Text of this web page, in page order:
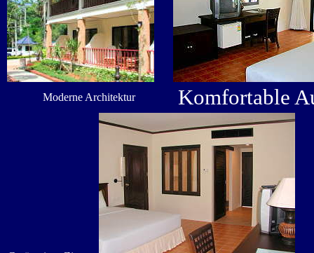
Moderne Architektur Komfortable